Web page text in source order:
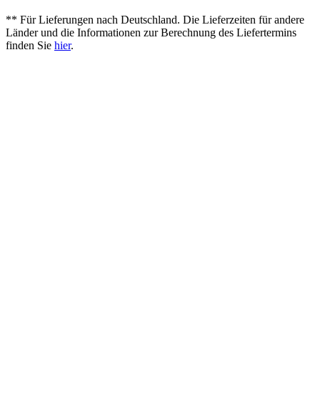
** Für Lieferungen nach Deutschland. Die Lieferzeiten für andere
Länder und die Informationen zur Berechnung des Liefertermins
finden Sie hier.